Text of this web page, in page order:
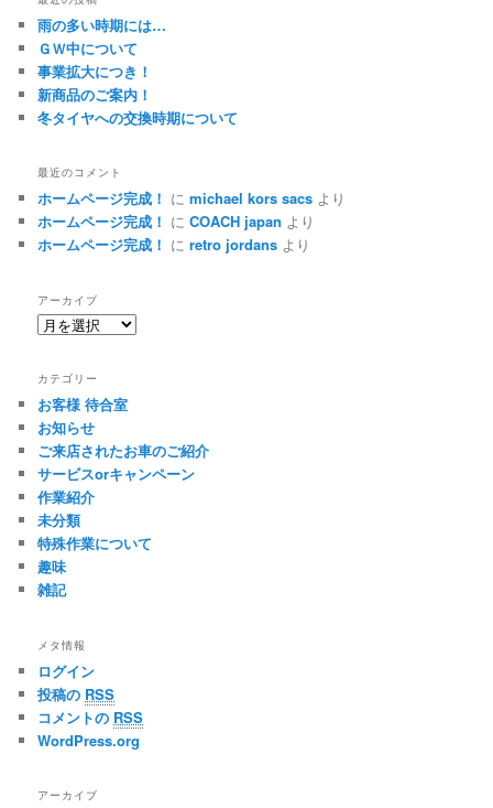
雨の多い時期には…
ＧＷ中について
事業拡大につき！
新商品のご案内！
冬タイヤへの交換時期について
最近のコメント
ホームページ完成！ にmichael kors sacs より
ホームページ完成！ にCOACH japan より
ホームページ完成！ にretro jordans より
アーカイブ
ア
イ
ブ
カテゴリー
お客様 待合室
お知らせ
ご来店されたお車のご紹介
サービスorキャンペーン
作業紹介
未分類
特殊作業について
趣味
雑記
メタ情報
ログイン
投稿の RSS
コメントの RSS
WordPress.org
アーカイブ